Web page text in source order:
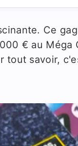
Ce
€ au Méga
savoir,